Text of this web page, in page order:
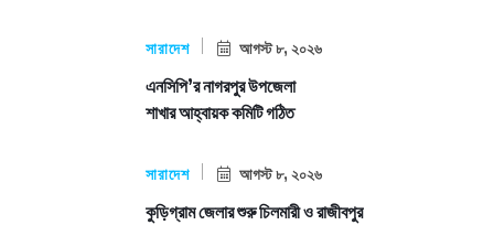
সারাদেশ আগস্ট ৮, ২০২৬
এনসিপি’র নাগরপুর উপজেলা
শাখার আহ্বায়ক কমিটি গঠিত
সারাদেশ আগস্ট ৮, ২০২৬
কুড়িগ্রাম জেলার শুরু চিলমারী ও রাজীবপুর